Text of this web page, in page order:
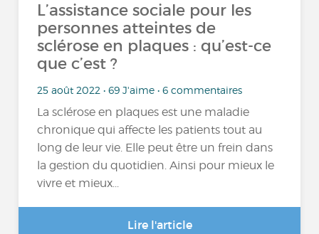
L’assistance sociale pour les
personnes atteintes de
sclérose en plaques : qu’est-ce
que c’est ?
25 août 2022 • 69 J'aime • 6 commentaires
La sclérose en plaques est une maladie
chronique qui affecte les patients tout au
long de leur vie. Elle peut être un frein dans
la gestion du quotidien. Ainsi pour mieux le
vivre et mieux...
Lire l'article